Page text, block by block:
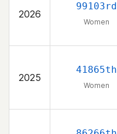
2026
99103rd
Women
2025
41865th
Women